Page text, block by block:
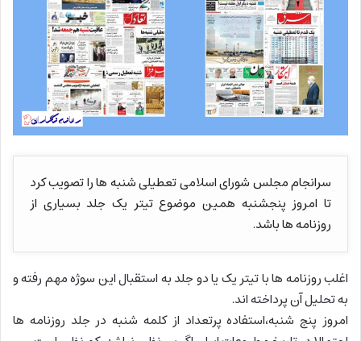
سرانجام مجلس شورای اسلامی تعطیلی شنبه ها را تصویب کرد
تا امروز پنجشنبه همین موضوع تیتر یک جلد بسیاری از
روزنامه ها باشد.
اغلب روزنامه ها با تیتر یک یا دو جلد به استقبال این سوژه مهم رفته و
به تحلیل آن پرداخته اند.
امروز پنج شنبه،استفاده پرتعداد از کلمه شنبه در جلد روزنامه ها